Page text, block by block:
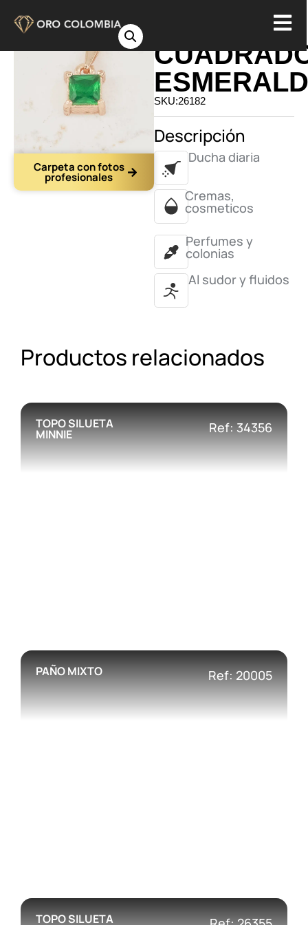
Carpeta con fotos
profesionales
SKU:26182
Descripción
Ducha diaria
Cremas,
cosmeticos
Perfumes y
colonias
Al sudor y fluidos
Productos relacionados
TOPO SILUETA
MINNIE Ref: 34356
PAÑO MIXTO Ref: 20005
TOPO SILUETA